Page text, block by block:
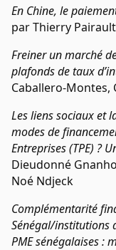
En Chine, le
par Thierry Pairault
Freiner un marché
plafonds de taux
Caballero-Montes,
Les liens sociaux et
modes de
Entreprises (TPE) ?
Dieudonné
Noé Ndjeck
Complémentarité
Sénégal/institutions
PME sénégalaises :